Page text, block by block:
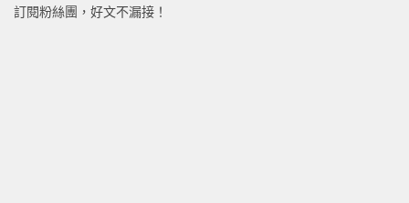
訂閱粉絲團，好文不漏接！